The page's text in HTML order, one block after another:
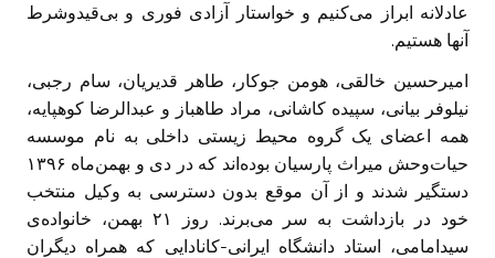
عادلانه ابراز می‌کنیم و خواستار آزادی فوری و بی‌قیدوشرط
آنها هستیم.
امیرحسین خالقی، هومن جوکار، طاهر قدیریان، سام رجبی،
نیلوفر بیانی، سپیده کاشانی، مراد طاهباز و عبدالرضا کوهپایه،
همه اعضای یک گروه محیط زیستی داخلی به نام موسسه
حیات‌وحش میراث پارسیان بوده‌اند که در دی و بهمن‌ماه ۱۳۹۶
دستگیر شدند و از آن موقع بدون دسترسی به وکیل منتخب
خود در بازداشت به سر می‌برند. روز ۲۱ بهمن، خانواده‌ی
سیدامامی، استاد دانشگاه ایرانی-کانادایی که همراه دیگران